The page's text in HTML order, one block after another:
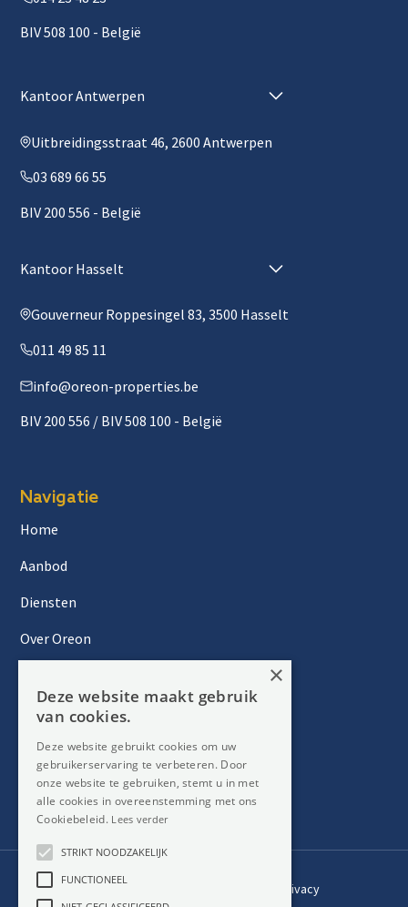
BIV 508 100 - België
Kantoor Antwerpen
Uitbreidingsstraat 46, 2600 Antwerpen
03 689 66 55
BIV 200 556 - België
Kantoor Hasselt
Gouverneur Roppesingel 83, 3500 Hasselt
011 49 85 11
info@oreon-properties.be
BIV 200 556 / BIV 508 100 - België
Navigatie
Home
Aanbod
Diensten
Over Oreon
Contact
Nieuwsbrief
Privacy
×
Deze website maakt gebruik
van cookies.
Deze website gebruikt cookies om uw
gebruikerservaring te verbeteren. Door
onze website te gebruiken, stemt u in met
alle cookies in overeenstemming met ons
Cookiebeleid. Lees verder
STRIKT NOODZAKELIJK
FUNCTIONEEL